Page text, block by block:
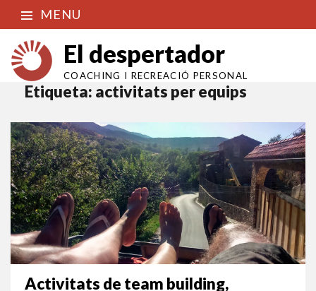
MENU
El despertador
COACHING I RECREACIÓ PERSONAL
Etiqueta: activitats per equips
Activitats de team building,